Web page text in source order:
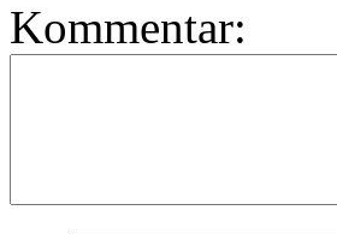
Kommentar: